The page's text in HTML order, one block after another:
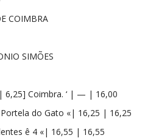
COIMBRA
SIMÕES
6,25] Coimbra. ‘ | — | 16,00
do Gato «| 16,25 | 16,25
ê 4 «| 16,55 | 16,55